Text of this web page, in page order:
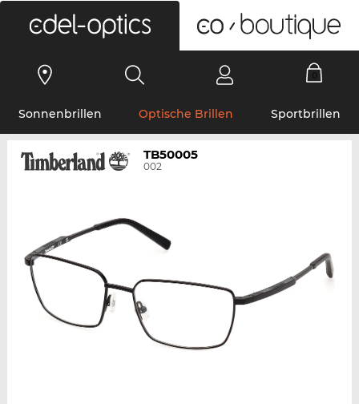
Sonnenbrillen Optische Brillen Sportbrillen
TB50005
002